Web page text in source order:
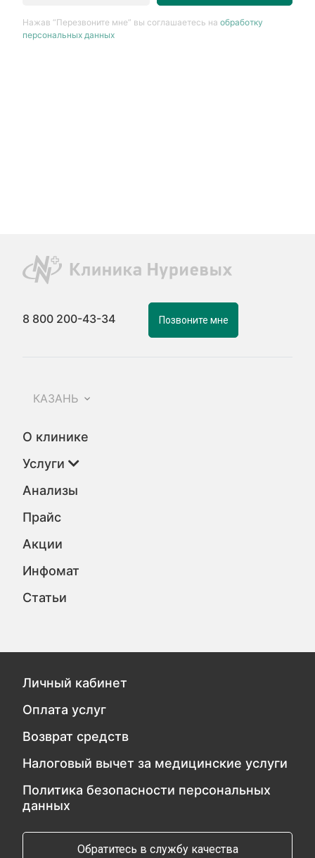
Нажав “Перезвоните мне” вы соглашаетесь наобработку
персональных данных
8 800 200-43-34 Позвоните мне
КАЗАНЬ
О клинике
Услуги
Анализы
Прайс
Акции
Инфомат
Статьи
Личный кабинет
Оплата услуг
Возврат средств
Налоговый вычет за медицинские услуги
Политика безопасности персональных
данных
Обратитесь в службу качества